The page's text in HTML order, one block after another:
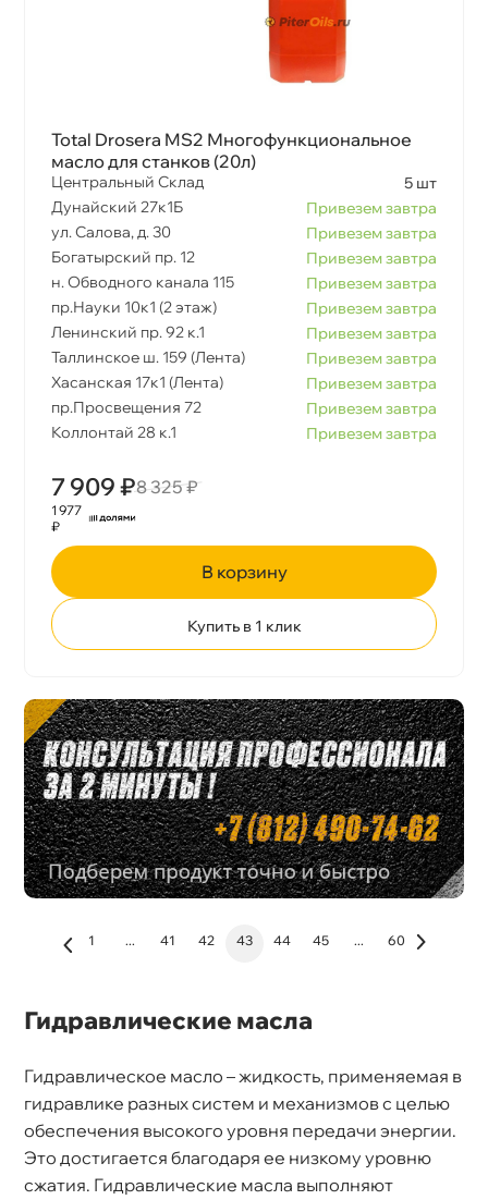
Total Drosera MS2 Многофункциональное
масло для станков (20л)
Центральный Склад
5 шт
Дунайский 27к1Б
Привезем завтра
ул. Салова, д. 30
Привезем завтра
Богатырский пр. 12
Привезем завтра
н. Обводного канала 115
Привезем завтра
пр.Науки 10к1 (2 этаж)
Привезем завтра
Ленинский пр. 92 к.1
Привезем завтра
Таллинское ш. 159 (Лента)
Привезем завтра
Хасанская 17к1 (Лента)
Привезем завтра
пр.Просвещения 72
Привезем завтра
Коллонтай 28 к.1
Привезем завтра
7 909 ₽8 325 ₽
1 977
₽
корзину
Купить в 1 клик
1 ... 41 42 43 44 45 ... 60
Гидравлические масла
Гидравлическое масло – жидкость, применяемая
идравлике разных систем и механизмов с целью
обеспечения высокого уровня передачи энергии.
Это достигается благодаря ее низкому уровню
сжатия. Гидравлические масла выполняют